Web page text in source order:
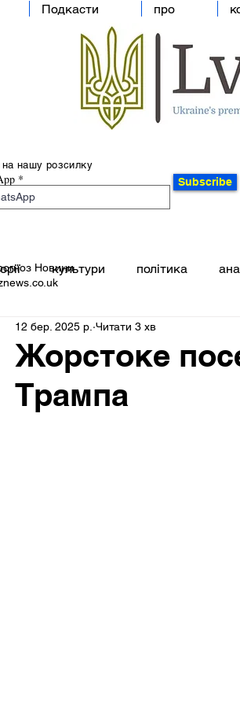
Подкасти про
на нашу розсилку
Subscribe
Новини
культури політика
Жорстоке
Трампа
12 бер. 2025 р. Читати 3 хв